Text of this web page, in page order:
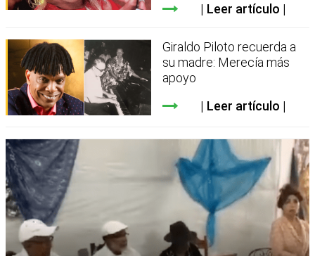
Leer artículo
Giraldo Piloto recuerda a
su madre: Merecía más
apoyo
Leer artículo